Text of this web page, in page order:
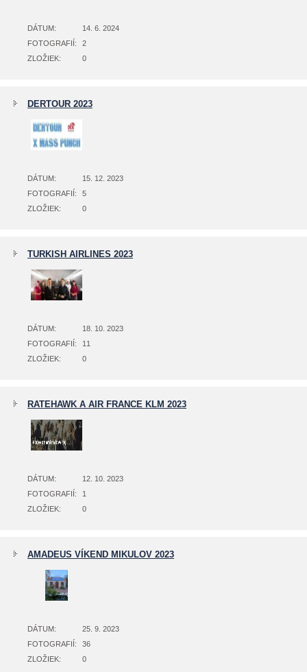
DÁTUM:
14. 6. 2024
FOTOGRAFIÍ:
2
ZLOŽIEK:
0
DERTOUR 2023
DÁTUM:
15. 12. 2023
FOTOGRAFIÍ:
5
ZLOŽIEK:
0
TURKISH AIRLINES 2023
DÁTUM:
18. 10. 2023
FOTOGRAFIÍ:
11
ZLOŽIEK:
0
RATEHAWK A AIR FRANCE KLM 2023
DÁTUM:
12. 10. 2023
FOTOGRAFIÍ:
1
ZLOŽIEK:
0
AMADEUS VÍKEND MIKULOV 2023
DÁTUM:
25. 9. 2023
FOTOGRAFIÍ:
36
ZLOŽIEK:
0